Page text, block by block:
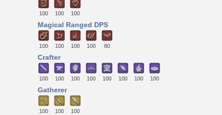
100 100 100
Magical Ranged DPS
100 100 100 100 80
Crafter
100 100 100 100 100 100 100 100
Gatherer
100 100 100